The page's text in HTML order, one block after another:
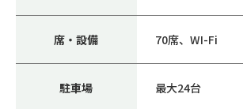
席・設備 70席、WI-Fi
駐車場 最大24台